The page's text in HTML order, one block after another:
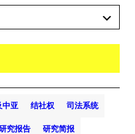
中亚 结社权 司法系统
究报告 研究简报